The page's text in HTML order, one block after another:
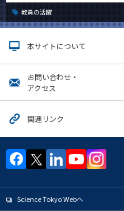
教員の活躍
本サイトについて
お問い合わせ・
アクセス
関連リンク
Science Tokyo Webヘ